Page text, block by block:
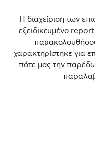
Η διαχείριση των
εξειδικευμένο
χαρακτηρίστηκε για
πότε μας την